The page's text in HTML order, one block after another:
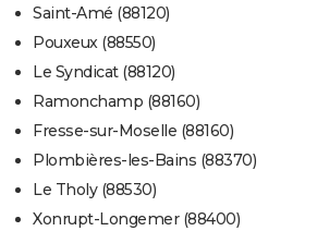
Saint-Amé (88120)
Pouxeux (88550)
Le Syndicat (88120)
Ramonchamp (88160)
Fresse-sur-Moselle (88160)
Plombières-les-Bains (88370)
Le Tholy (88530)
Xonrupt-Longemer (88400)